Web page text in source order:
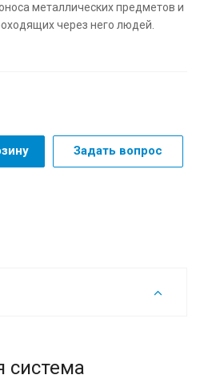
металлических предметов и
через него людей.
Задать вопрос
система